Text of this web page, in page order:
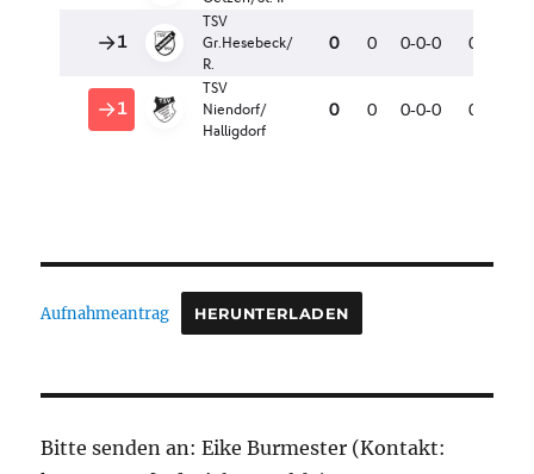
Aufnahmeantrag HERUNTERLADEN
Bitte senden an: Eike Burmester (Kontakt: